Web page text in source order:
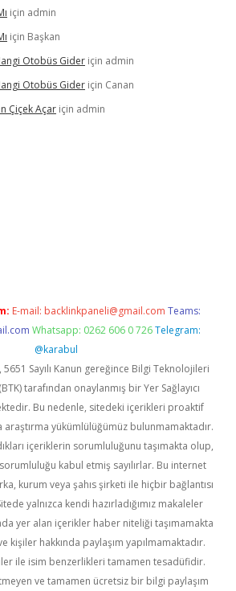
için admin
için Başkan
Otobüs Gider için admin
Otobüs Gider için Canan
Çiçek Açar için admin
E-mail: backlinkpaneli@gmail.com Teams:
Whatsapp: 0262 606 0 726 Telegram:
@karabul
5651 Sayılı Kanun gereğince Bilgi Teknolojileri
tarafından onaylanmış bir Yer Sağlayıcı
Bu nedenle, sitedeki içerikleri proaktif
yükümlülüğümüz bulunmamaktadır.
içeriklerin sorumluluğunu taşımakta olup,
kabul etmiş sayılırlar. Bu internet
kurum veya şahıs şirketi ile hiçbir bağlantısı
yalnızca kendi hazırladığımız makaleler
yer alan içerikler haber niteliği taşımamakta
kişiler hakkında paylaşım yapılmamaktadır.
ile isim benzerlikleri tamamen tesadüfidir.
ve tamamen ücretsiz bir bilgi paylaşım